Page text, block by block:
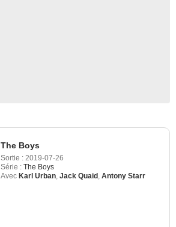
The Boys
Sortie : 2019-07-26
Série : The Boys
Avec Karl Urban Jack Quaid Antony Starr